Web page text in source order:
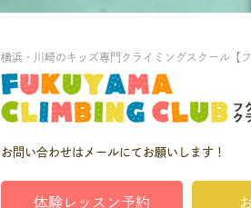
横浜・川崎のキッズ専門クライミングスクール【
お問い合わせはメールにてお願いします！
体験レッスン予約